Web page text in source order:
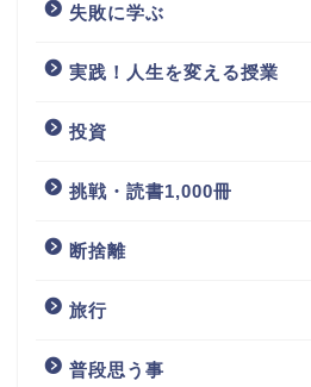
失敗に学ぶ
実践！人生を変える授業
投資
挑戦・読書1,000冊
断捨離
旅行
普段思う事